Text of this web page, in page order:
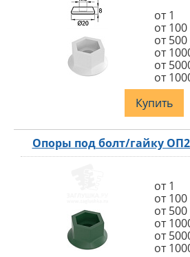
от 1
от 100
от 500
от
от
от
Купить
Опоры под болт/гайку
от 1
от 100
от 500
от
от
от